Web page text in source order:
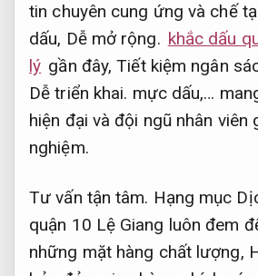
tin chuyên cung ứng và chế
dấu, Dễ mở rộng. khắc dấu
lý gần đây,Tiết kiệm ngân
Dễ triển khai. mực dấu,…
hiện đại và đội ngũ nhân viên
nghiệm.
Tư vấn tận tâm. Hạng mục
quận 10 Lệ Giang luôn đem
những mặt hàng chất lượng,